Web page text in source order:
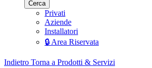
Cerca
Privati
Aziende
Installatori
🔒 Area Riservata
Indietro Torna a Prodotti & Servizi